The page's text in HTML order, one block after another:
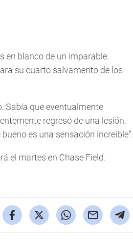
en blanco de un imparable.
su cuarto salvamento de los
Sabía que eventualmente
regresó de una lesión.
es una sensación increíble”.
el martes en Chase Field.